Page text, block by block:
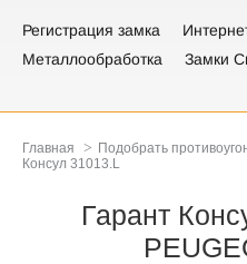
Регистрация замка
Металлообработка
Замки
Главная > Подобрать
Консул 31013.L
Гарант